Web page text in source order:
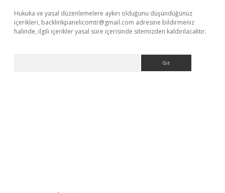
Hukuka ve yasal düzenlemelere aykırı olduğunu düşündüğünüz
içerikleri, backlinkpanelicomtr@gmail.com adresine bildirmeniz
halinde, ilgili içerikler yasal süre içerisinde sitemizden kaldırılacaktır.